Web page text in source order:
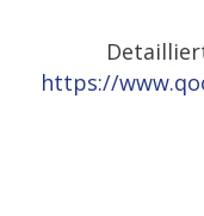
https://